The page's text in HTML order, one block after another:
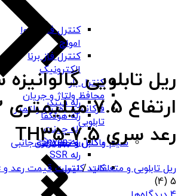
رله فیندر
رله هونگفا
رله چینت
رله Seven
رله SSR
کلید کنترل
کنترل فاز شیوا
امواج
کنترل فاز برنا
الکترونیک
کنترل بار
محافظ ولتاژ و جریان
فرکانس، آمپر و ولتمتر
تابلویی
باکس و جعبه برق
سیم و کابل و تجهیزات جانبیرعد سری TH35-7.5
ریل تابلویی و متعلقات/لیست قیمت رعد و tbloc
5
(4)